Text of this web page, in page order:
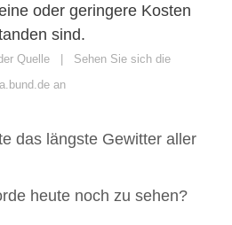
oder geringere Kosten
sind.
Quelle | Sehen Sie sich die
an
das längste Gewitter aller
heute noch zu sehen?